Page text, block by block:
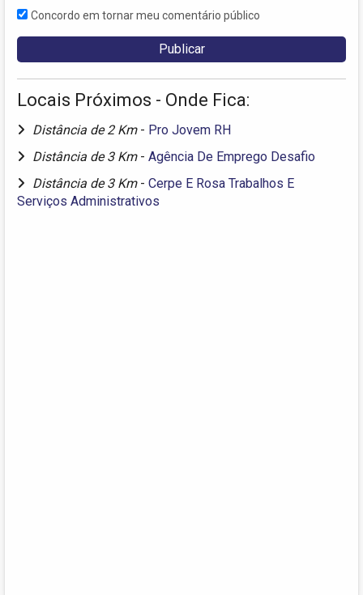
Concordo em tornar meu comentário público
Locais Próximos - Onde Fica:
Distância de 2 Km - Pro Jovem RH
Distância de 3 Km - Agência De Emprego Desafio
Distância de 3 Km - Cerpe E Rosa Trabalhos E
Serviços Administrativos